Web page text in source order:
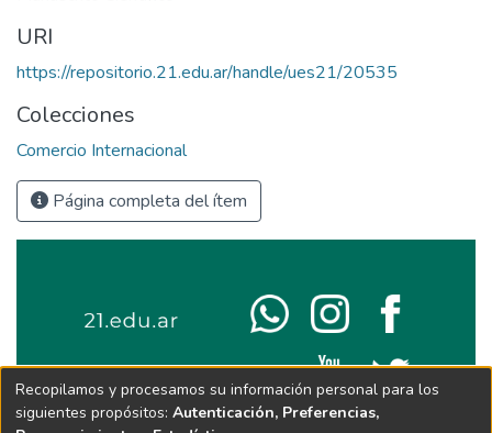
URI
https://repositorio.21.edu.ar/handle/ues21/20535
Colecciones
Comercio Internacional
Página completa del ítem
Recopilamos y procesamos su información personal para los
siguientes propósitos: Autenticación, Preferencias,